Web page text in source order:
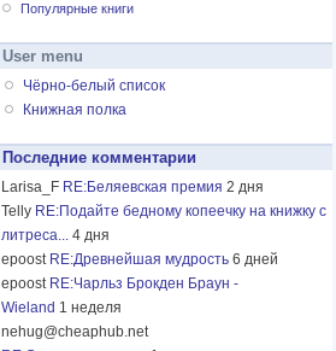
Популярные книги
User menu
Чёрно-белый список
Книжная полка
Последние комментарии
Larisa_F RE:Беляевская премия 2 дня
Telly RE:Подайте бедному копеечку на книжку с
литреса... 4 дня
epoost RE:Древнейшая мудрость 6 дней
epoost RE:Чарльз Брокден Браун -
Wieland 1 неделя
nehug@cheaphub.net